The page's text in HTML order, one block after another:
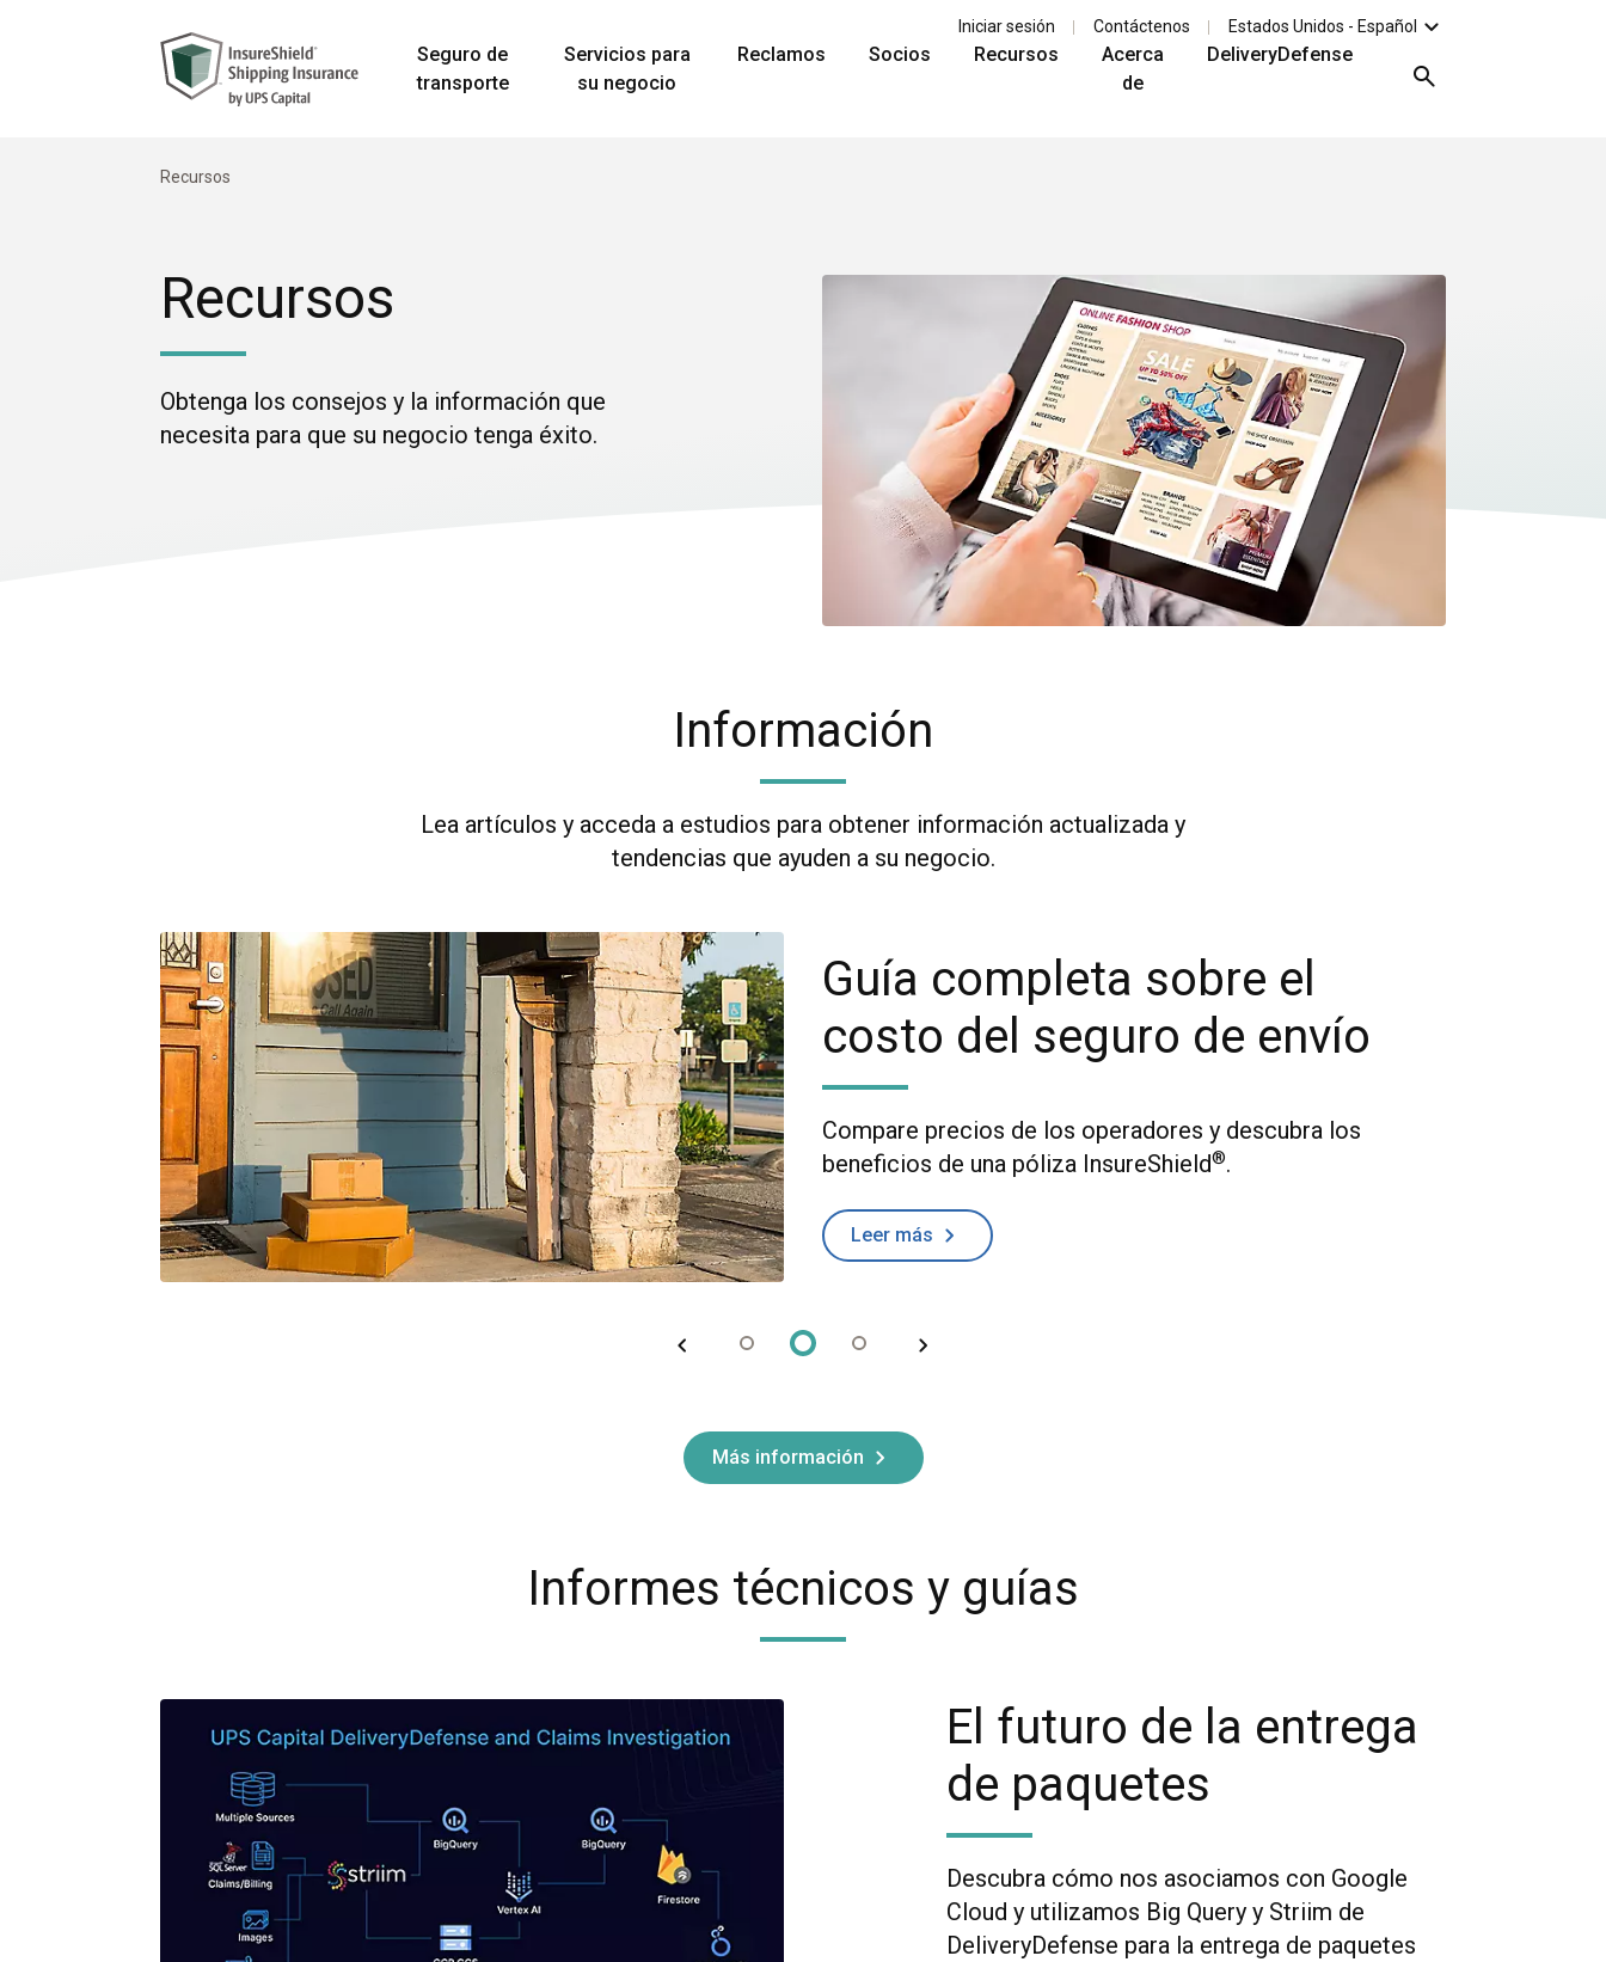
Iniciar sesión Contáctenos Estados Unidos - Español
Seguro de
transporte
Servicios para
su negocio
Reclamos Socios Recursos
Acerca
de
DeliveryDefense
Recursos
Recursos
Obtenga los consejos y la información que
necesita para que su negocio tenga éxito.
Información
Lea artículos y acceda a estudios para obtener información actualizada y
tendencias que ayuden a su negocio.
Guía completa sobre el
costo del seguro de envío
Compare precios de los operadores y descubra los
beneficios de una póliza InsureShield®.
Leer más
Más información
Informes técnicos y guías
El futuro de la entrega
de paquetes
Descubra cómo nos asociamos con Google
Cloud y utilizamos Big Query y Striim de
DeliveryDefense para la entrega de paquetes